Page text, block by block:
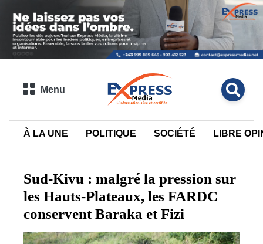
Menu
À LA UNE POLITIQUE SOCIÉTÉ LIBRE
Sud-Kivu : malgré la pression sur
les Hauts-Plateaux, les FARDC
conservent Baraka et Fizi